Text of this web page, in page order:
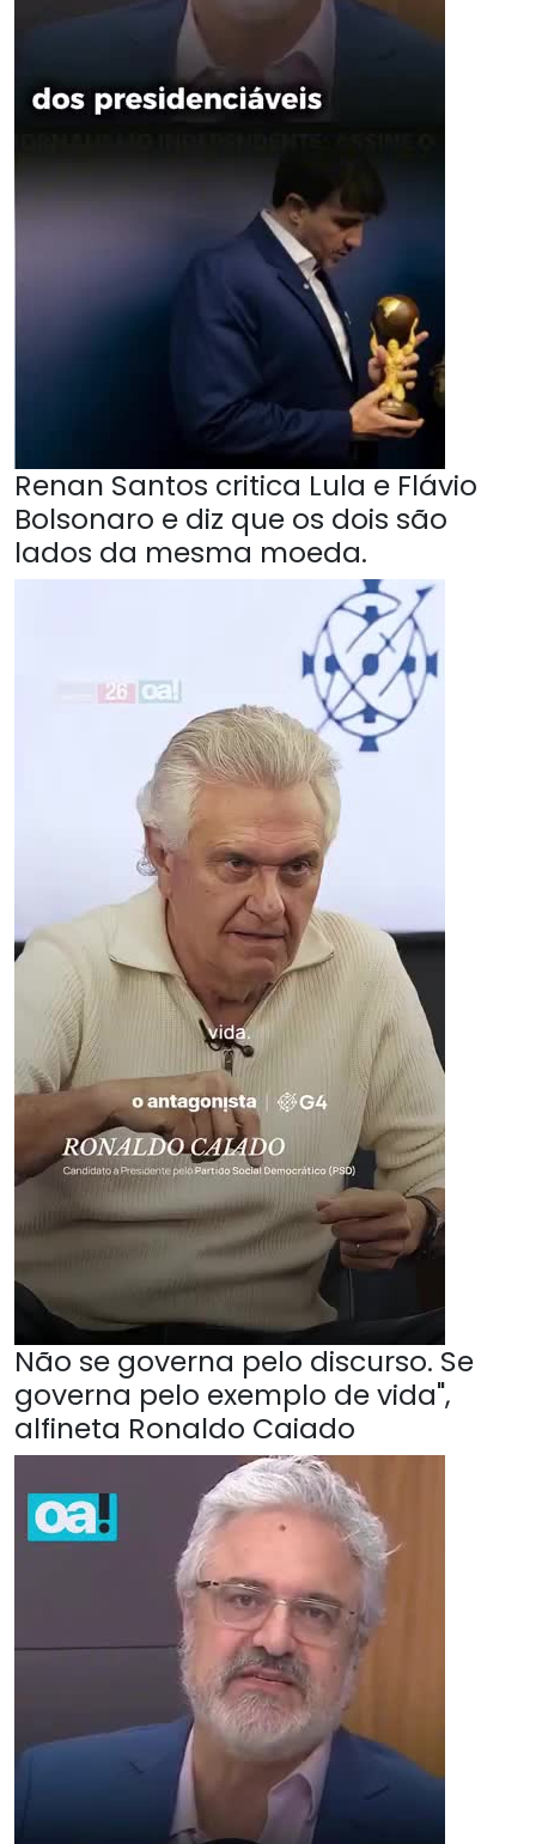
Renan Santos critica Lula e Flávio
Bolsonaro e diz que os dois são
lados da mesma moeda.
Não se governa pelo discurso. Se
governa pelo exemplo de vida",
alfineta Ronaldo Caiado